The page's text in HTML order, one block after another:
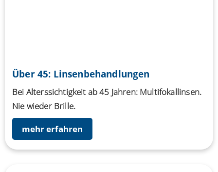
Über 45: Linsenbehandlungen
Bei Alterssichtigkeit ab 45 Jahren: Multifokallinsen.
Nie wieder Brille.
mehr erfahren